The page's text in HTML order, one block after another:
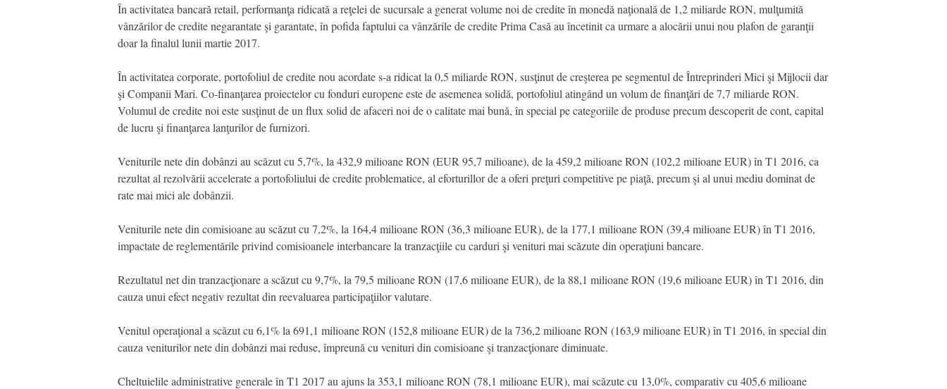
În activitatea bancară retail, performanţa ridicată a reţelei de sucursale a generat volume noi de credite în monedă naţională de 1,2 miliarde RON, mulţumită
vânzărilor de credite negarantate şi garantate, în pofida faptului ca vânzările de credite Prima Casă au încetinit ca urmare a alocării unui nou plafon de garanţii
doar la finalul lunii martie 2017.
În activitatea corporate, portofoliul de credite nou acordate s-a ridicat la 0,5 miliarde RON, susţinut de creşterea pe segmentul de Întreprinderi Mici şi Mijlocii dar
şi Companii Mari. Co-finanţarea proiectelor cu fonduri europene este de asemenea solidă, portofoliul atingând un volum de finanţări de 7,7 miliarde RON.
Volumul de credite noi este susţinut de un flux solid de afaceri noi de o calitate mai bună, în special pe categoriile de produse precum descoperit de cont, capital
de lucru şi finanţarea lanţurilor de furnizori.
Veniturile nete din dobânzi au scăzut cu 5,7%, la 432,9 milioane RON (EUR 95,7 milioane), de la 459,2 milioane RON (102,2 milioane EUR) în T1 2016, ca
rezultat al rezolvării accelerate a portofoliului de credite problematice, al eforturillor de a oferi preţuri competitive pe piaţă, precum şi al unui mediu dominat de
rate mai mici ale dobânzii.
Veniturile nete din comisioane au scăzut cu 7,2%, la 164,4 milioane RON (36,3 milioane EUR), de la 177,1 milioane RON (39,4 milioane EUR) în T1 2016,
impactate de reglementările privind comisioanele interbancare la tranzacţiile cu carduri şi venituri mai scăzute din operaţiuni bancare.
Rezultatul net din tranzacţionare a scăzut cu 9,7%, la 79,5 milioane RON (17,6 milioane EUR), de la 88,1 milioane RON (19,6 milioane EUR) în T1 2016, din
cauza unui efect negativ rezultat din reevaluarea participaţiilor valutare.
Venitul operaţional a scăzut cu 6,1% la 691,1 milioane RON (152,8 milioane EUR) de la 736,2 milioane RON (163,9 milioane EUR) în T1 2016, în special din
cauza veniturilor nete din dobânzi mai reduse, împreună cu venituri din comisioane şi tranzacţionare diminuate.
Cheltuielile administrative generale în T1 2017 au ajuns la 353,1 milioane RON (78,1 milioane EUR), mai scăzute cu 13,0%, comparativ cu 405,6 milioane